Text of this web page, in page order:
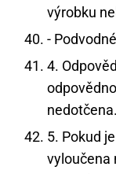
výrobku
-
4.
nedotčena.
5. Pokud
vyloučena